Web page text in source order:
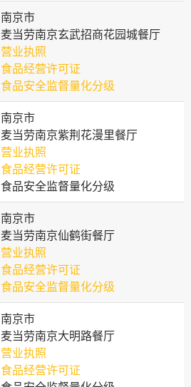
南京市
麦当劳南京玄武招商花园城餐厅
营业执照
食品经营许可证
食品安全监督量化分级
南京市
麦当劳南京紫荆花漫里餐厅
营业执照
食品经营许可证
食品安全监督量化分级
南京市
麦当劳南京仙鹤街餐厅
营业执照
食品经营许可证
食品安全监督量化分级
南京市
麦当劳南京大明路餐厅
营业执照
食品经营许可证